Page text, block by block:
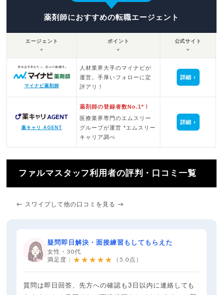
薬剤師におすすめの転職エージェント
エージェント
▼
ポイント
▼
公式サイト
▼
マイナビ薬剤師
人材業界大手のマイナビが
運営。手厚いフォローに定
評アリ！
詳細
薬キャリ AGENT
薬剤師の登録者数No.1*！
医療業界専門のエムスリー
グループが運営 *エムスリー
キャリア調べ
詳細
ファルマスタッフ利用者の評判・口コミ一覧
← スワイプして他の口コミを見る →
疑問即日解決・面接練習もしてもらえた
女性・30代
満足度： ★★★★★ （5.0点）
質問は即日回答、先方への確認も3日以内に連絡しても